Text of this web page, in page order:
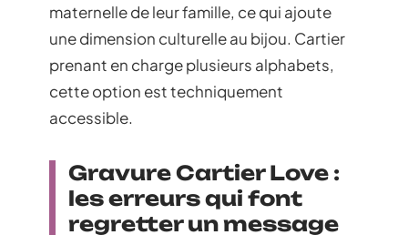
maternelle de leur famille, ce qui ajoute
une dimension culturelle au bijou. Cartier
prenant en charge plusieurs alphabets,
cette option est techniquement
accessible.
Gravure Cartier Love :
les erreurs qui font
regretter un message